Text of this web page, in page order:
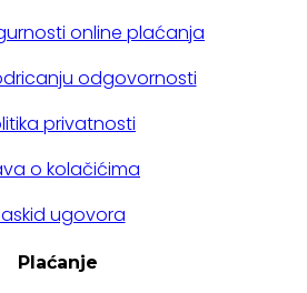
online plaćanja
odgovornosti
privatnosti
o kolačićima
ugovora
Plaćanje